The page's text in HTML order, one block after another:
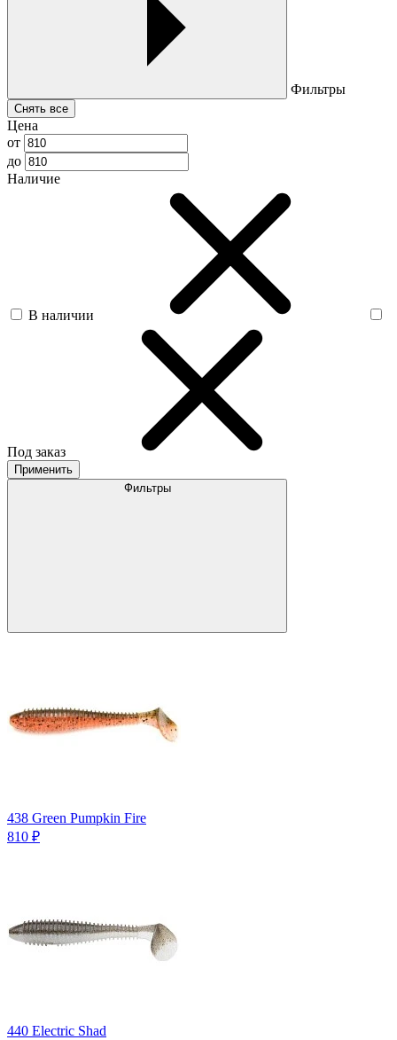
Фильтры
Снять все
Цена
от
до
Наличие
В наличии
Под заказ
Применить
Фильтры
438 Green Pumpkin Fire
810 ₽
440 Electric Shad